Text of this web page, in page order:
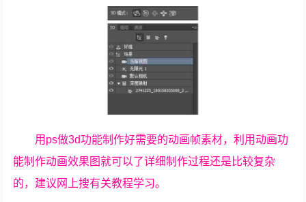
用ps做3d功能制作好需要的动画帧素材，利用动画功
能制作动画效果图就可以了详细制作过程还是比较复杂
的，建议网上搜有关教程学习。